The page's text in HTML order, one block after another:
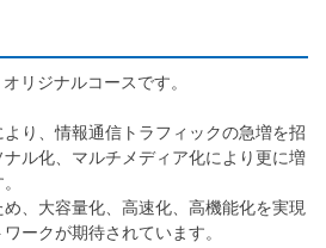
リジナルコースです。
り、情報通信トラフィックの急増を招
ル化、マルチメディア化により更に増
、大容量化、高速化、高機能化を実現
ークが期待されています。